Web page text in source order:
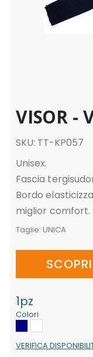
VISOR -
SKU: TT-KP057
Unisex.
Fascia
Bordo
miglior comfort.
Taglie: UNICA
1pz
Colori
VERIFICA